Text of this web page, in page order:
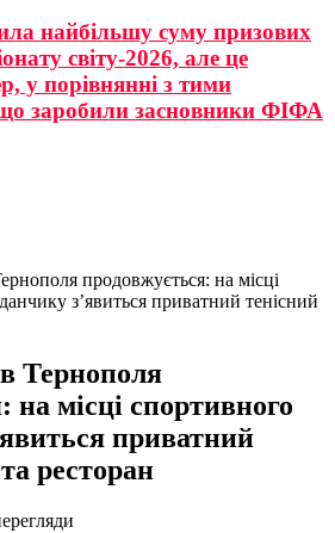
найбільшу суму призових
світу-2026, але це
у порівнянні з тими
заробили засновники ФІФА
продовжується: на місці
з’явиться приватний тенісний
Тернополя
на місці спортивного
приватний
ресторан